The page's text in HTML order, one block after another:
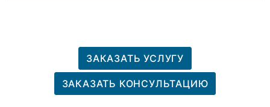
ЗАКАЗАТЬ УСЛУГУ
ЗАКАЗАТЬ КОНСУЛЬТАЦИЮ